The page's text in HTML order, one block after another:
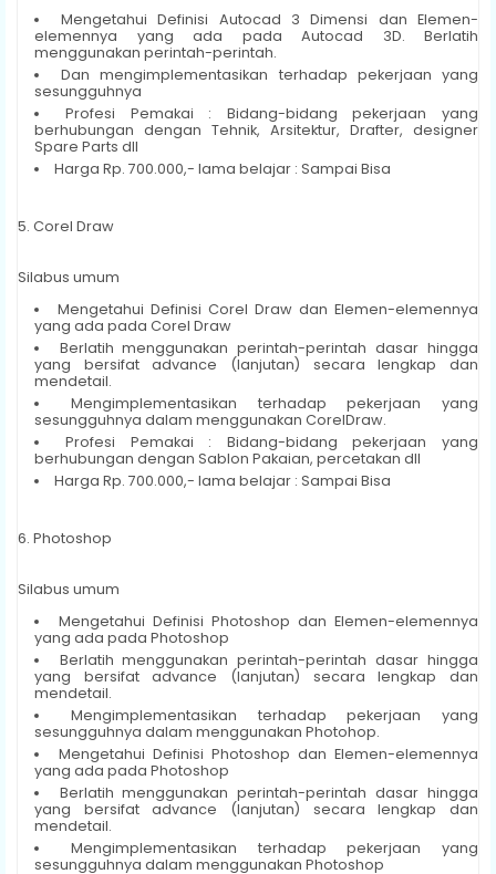
Mengetahui Definisi Autocad 3 Dimensi dan Elemen-
elemennya yang ada pada Autocad 3D. Berlatih
menggunakan perintah-perintah.
Dan mengimplementasikan terhadap pekerjaan yang
sesungguhnya
Profesi Pemakai : Bidang-bidang pekerjaan yang
berhubungan dengan Tehnik, Arsitektur, Drafter, designer
Spare Parts dll
Harga Rp. 700.000,- lama belajar : Sampai Bisa
5. Corel Draw
Silabus umum
Mengetahui Definisi Corel Draw dan Elemen-elemennya
yang ada pada Corel Draw
Berlatih menggunakan perintah-perintah dasar hingga
yang bersifat advance (lanjutan) secara lengkap dan
mendetail.
Mengimplementasikan terhadap pekerjaan yang
sesungguhnya dalam menggunakan CorelDraw.
Profesi Pemakai : Bidang-bidang pekerjaan yang
berhubungan dengan Sablon Pakaian, percetakan dll
Harga Rp. 700.000,- lama belajar : Sampai Bisa
6. Photoshop
Silabus umum
Mengetahui Definisi Photoshop dan Elemen-elemennya
yang ada pada Photoshop
Berlatih menggunakan perintah-perintah dasar hingga
yang bersifat advance (lanjutan) secara lengkap dan
mendetail.
Mengimplementasikan terhadap pekerjaan yang
sesungguhnya dalam menggunakan Photohop.
Mengetahui Definisi Photoshop dan Elemen-elemennya
yang ada pada Photoshop
Berlatih menggunakan perintah-perintah dasar hingga
yang bersifat advance (lanjutan) secara lengkap dan
mendetail.
Mengimplementasikan terhadap pekerjaan yang
sesungguhnya dalam menggunakan Photoshop